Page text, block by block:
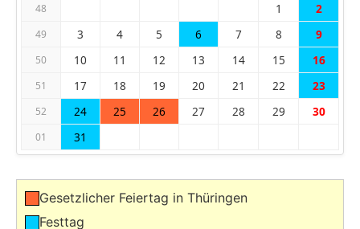
48 1 2
49 3 4 5 6 7 8 9
50 10 11 12 13 14 15 16
51 17 18 19 20 21 22 23
52 24 25 26 27 28 29 30
01 31
Gesetzlicher Feiertag in Thüringen
Festtag